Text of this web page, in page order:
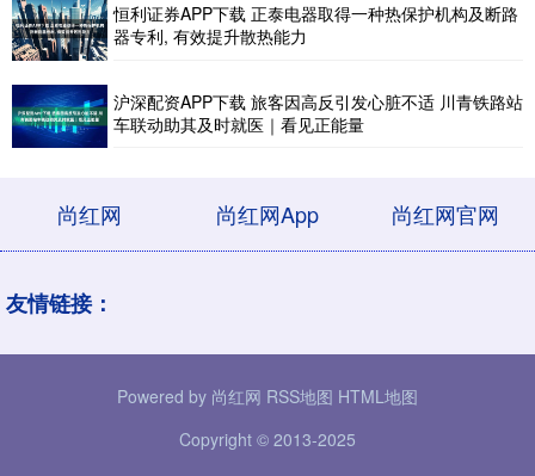
恒利证券APP下载 正泰电器取得一种热保护机构及断路
器专利, 有效提升散热能力
沪深配资APP下载 旅客因高反引发心脏不适 川青铁路站
车联动助其及时就医｜看见正能量
尚红网 尚红网App 尚红网官网
友情链接：
Powered by 尚红网 RSS地图 HTML地图
Copyright © 2013-2025